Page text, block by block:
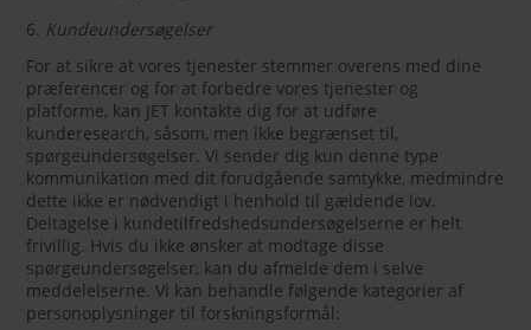
6. Kundeundersøgelser
For at sikre at vores tjenester stemmer overens med dine
præferencer og for at forbedre vores tjenester og
platforme, kan JET kontakte dig for at udføre
kunderesearch, såsom, men ikke begrænset til,
spørgeundersøgelser. Vi sender dig kun denne type
kommunikation med dit forudgående samtykke, medmindre
dette ikke er nødvendigt i henhold til gældende lov.
Deltagelse i kundetilfredshedsundersøgelserne er helt
frivillig. Hvis du ikke ønsker at modtage disse
spørgeundersøgelser, kan du afmelde dem i selve
meddelelserne. Vi kan behandle følgende kategorier af
personoplysninger til forskningsformål: